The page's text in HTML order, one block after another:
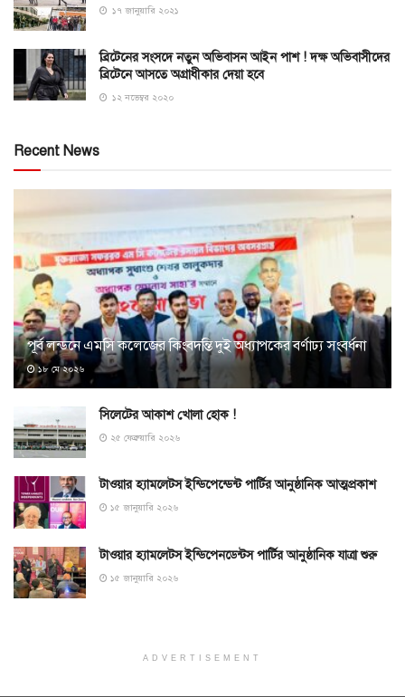
১৭ জানুয়ারি ২০২১
ব্রিটেনের সংসদে নতুন অভিবাসন আইন পাশ ! দক্ষ অভিবাসীদের
ব্রিটেনে আসতে অগ্রাধীকার দেয়া হবে
১২ নভেম্বর ২০২০
Recent News
পূর্ব লন্ডনে এমসি কলেজের কিংবদন্তি দুই অধ্যাপকের বর্ণাঢ্য সংবর্ধনা
১৮ মে ২০২৬
সিলেটের আকাশ খোলা হোক !
২৫ ফেব্রুয়ারি ২০২৬
টাওয়ার হ্যামলেটস ইন্ডিপেন্ডেন্ট পার্টির আনুষ্ঠানিক আত্মপ্রকাশ
১৫ জানুয়ারি ২০২৬
টাওয়ার হ্যামলেটস ইন্ডিপেনডেন্টস পার্টির আনুষ্ঠানিক যাত্রা শুরু
১৫ জানুয়ারি ২০২৬
ADVERTISEMENT